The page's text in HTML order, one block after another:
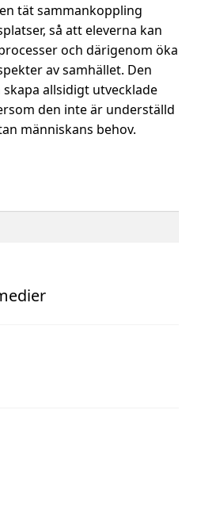
tät sammankoppling
så att eleverna kan
och därigenom öka
av samhället. Den
allsidigt utvecklade
den inte är underställd
människans behov.